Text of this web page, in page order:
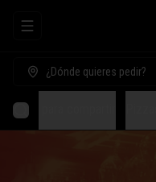
Abrir menu de navegación
¿Dónde quieres pedir?
Comida para compartir